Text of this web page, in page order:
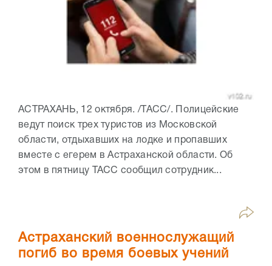
АСТРАХАНЬ, 12 октября. /ТАСС/. Полицейские
ведут поиск трех туристов из Московской
области, отдыхавших на лодке и пропавших
вместе с егерем в Астраханской области. Об
этом в пятницу ТАСС сообщил сотрудник...
Астраханский военнослужащий
погиб во время боевых учений